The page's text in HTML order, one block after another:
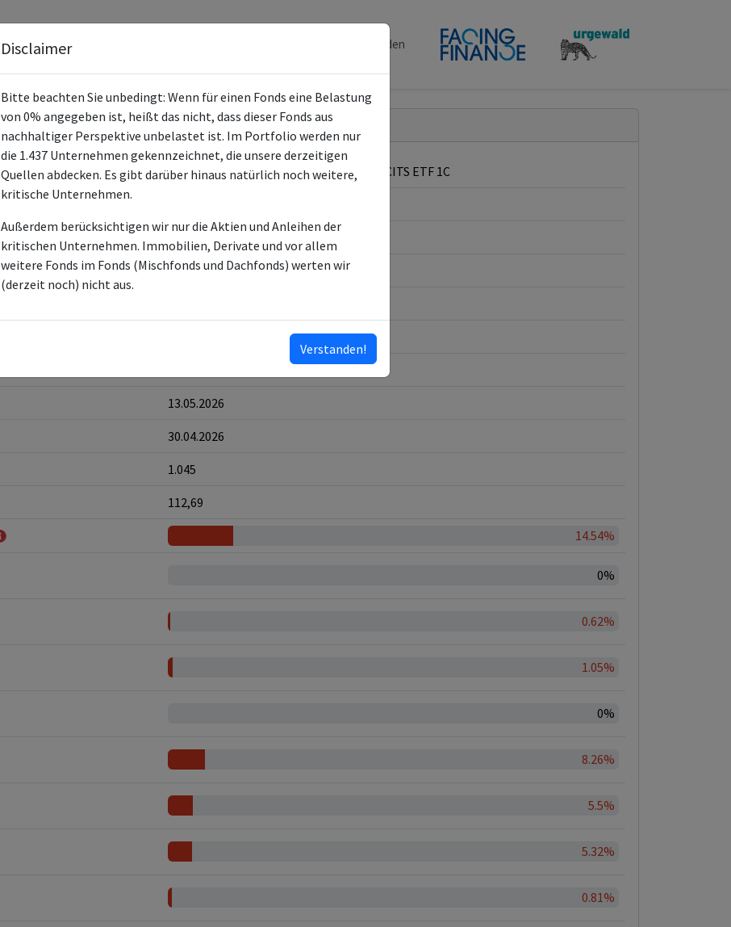
Fonds Spenden
Xtrackers World Net Zero Pathway PA UCITS ETF 1C
ETF
DWS Investment SA
13.05.2026
30.04.2026
1.045
112,69
14.54%
0%
0.62%
1.05%
0%
8.26%
5.5%
5.32%
0.81%
Disclaimer
Bitte beachten Sie unbedingt: Wenn für einen Fonds eine Belastung
von 0% angegeben ist, heißt das nicht, dass dieser Fonds aus
nachhaltiger Perspektive unbelastet ist. Im Portfolio werden nur
die 1.437 Unternehmen gekennzeichnet, die unsere derzeitigen
Quellen abdecken. Es gibt darüber hinaus natürlich noch weitere,
kritische Unternehmen.
Außerdem berücksichtigen wir nur die Aktien und Anleihen der
kritischen Unternehmen. Immobilien, Derivate und vor allem
weitere Fonds im Fonds (Mischfonds und Dachfonds) werten wir
(derzeit noch) nicht aus.
Verstanden!